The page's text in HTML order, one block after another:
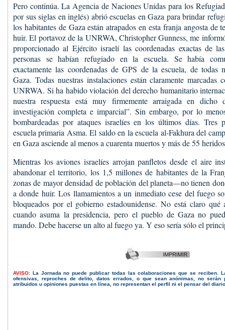
Pero continúa. La Agencia de Naciones Unidas para los
por sus siglas en inglés) abrió escuelas en Gaza para brindar
los habitantes de Gaza están atrapados en esta franja angosta de
huir. El portavoz de la UNRWA, Christopher Gunness, me
proporcionado al Ejército israelí las coordenadas exactas de
personas se habían refugiado en la escuela. Se había
exactamente las coordenadas de GPS de la escuela, de todas
Gaza. Todas nuestras instalaciones están claramente marcadas
UNRWA. Si ha habido violación del derecho humanitario
nuestra respuesta está muy firmemente arraigada en dicho
investigación completa e imparcial”. Sin embargo, por lo
bombardeadas por ataques israelíes en los últimos días. Tres
escuela primaria Asma. El saldo en la escuela al-Fakhura del
en Gaza asciende al menos a cuarenta muertos y más de 55
Mientras los aviones israelíes arrojan panfletos desde el aire
abandonar el territorio, los 1,5 millones de habitantes de la
zonas de mayor densidad de población del planeta—no tienen
a donde huir. Los llamamientos a un inmediato cese del fuego
bloqueados por el gobierno estadounidense. No está claro qué
cuando asuma la presidencia, pero el pueblo de Gaza no
mando. Debe hacerse un alto al fuego ya. Y eso sería sólo el
AVISO: La Jornada no puede publicar todas las colaboraciones que se reciben.
ofensivas, reproches de delito, datos errados, o que sean anónimas, no serán
atribuidos u opiniones puestas en línea, no representan el perfil ni el pensar del